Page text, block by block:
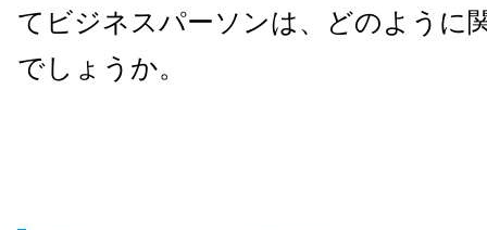
てビジネスパーソンは、どのように
でしょうか。